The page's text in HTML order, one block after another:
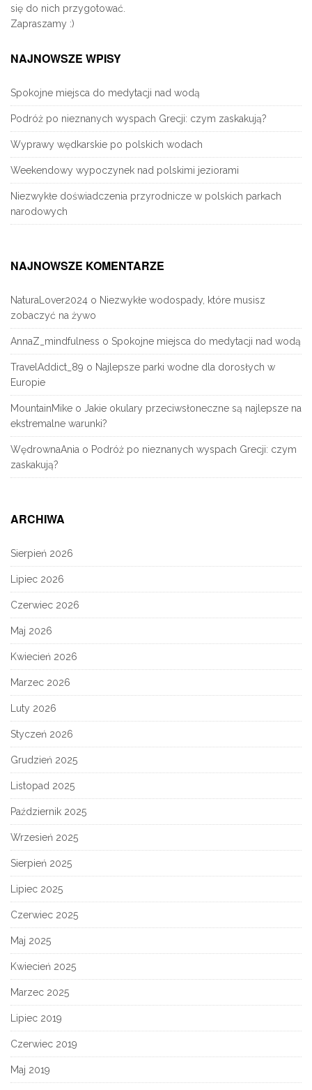
się do nich przygotować.
Zapraszamy :)
NAJNOWSZE WPISY
Spokojne miejsca do medytacji nad wodą
Podróż po nieznanych wyspach Grecji: czym zaskakują?
Wyprawy wędkarskie po polskich wodach
Weekendowy wypoczynek nad polskimi jeziorami
Niezwykłe doświadczenia przyrodnicze w polskich parkach
narodowych
NAJNOWSZE KOMENTARZE
NaturaLover2024 o Niezwykłe wodospady, które musisz
zobaczyć na żywo
AnnaZ_mindfulness o Spokojne miejsca do medytacji nad wodą
TravelAddict_89 o Najlepsze parki wodne dla dorosłych w
Europie
MountainMike o Jakie okulary przeciwsłoneczne są najlepsze na
ekstremalne warunki?
WędrownaAnia o Podróż po nieznanych wyspach Grecji: czym
zaskakują?
ARCHIWA
Sierpień 2026
Lipiec 2026
Czerwiec 2026
Maj 2026
Kwiecień 2026
Marzec 2026
Luty 2026
Styczeń 2026
Grudzień 2025
Listopad 2025
Październik 2025
Wrzesień 2025
Sierpień 2025
Lipiec 2025
Czerwiec 2025
Maj 2025
Kwiecień 2025
Marzec 2025
Lipiec 2019
Czerwiec 2019
Maj 2019